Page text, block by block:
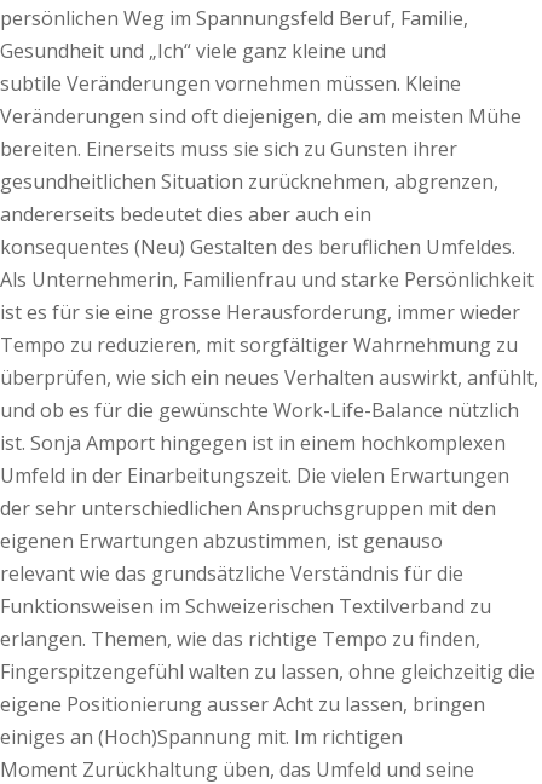
persönlichen Weg im Spannungsfeld Beruf, Familie,
Gesundheit und „Ich“ viele ganz kleine und
subtile Veränderungen vornehmen müssen. Kleine
Veränderungen sind oft diejenigen, die am meisten Mühe
bereiten. Einerseits muss sie sich zu Gunsten ihrer
gesundheitlichen Situation zurücknehmen, abgrenzen,
andererseits bedeutet dies aber auch ein
konsequentes (Neu) Gestalten des beruflichen Umfeldes.
Als Unternehmerin, Familienfrau und starke Persönlichkeit
ist es für sie eine grosse Herausforderung, immer wieder
Tempo zu reduzieren, mit sorgfältiger Wahrnehmung zu
überprüfen, wie sich ein neues Verhalten auswirkt, anfühlt,
und ob es für die gewünschte Work-Life-Balance nützlich
ist. Sonja Amport hingegen ist in einem hochkomplexen
Umfeld in der Einarbeitungszeit. Die vielen Erwartungen
der sehr unterschiedlichen Anspruchsgruppen mit den
eigenen Erwartungen abzustimmen, ist genauso
relevant wie das grundsätzliche Verständnis für die
Funktionsweisen im Schweizerischen Textilverband zu
erlangen. Themen, wie das richtige Tempo zu finden,
Fingerspitzengefühl walten zu lassen, ohne gleichzeitig die
eigene Positionierung ausser Acht zu lassen, bringen
einiges an (Hoch)Spannung mit. Im richtigen
Moment Zurückhaltung üben, das Umfeld und seine